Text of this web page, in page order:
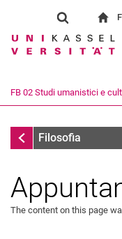
Show
Search term
FB 02 Studi umanistici e
InfotecaFilosofia
The content on this page